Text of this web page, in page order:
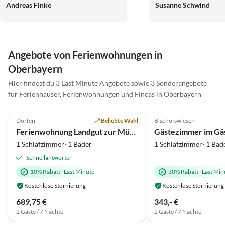
dieser Gegend haben wir auch jede
diejenigen welche nicht selber
kochen wollen, ist fußläufig
erreichbar. Vielen lieben Dank
nochmal, dass Sie unseren
Kurzurlaub so schön gemacht haben.
Andreas Finke
in dieser Woche), top
Susanne Schwind
Angebote von Ferienwohnungen in
Oberbayern
Hier findest du 3 Last Minute Angebote sowie 3 Sonderangebote
für Ferienhäuser, Ferienwohnungen und Fincas in Oberbayern
Super-Gastgeber
Dorfen Beliebte Wahl
1 Schlafzimmer· 1 Bäder
Schnellantworter
10% Rabatt· Last Minute
Kostenlose Stornierung
689,75 €
2 Gäste / 7 Nächte
Bischofswiesen
1 Schlafzimmer· 1
30% Rabatt· Last
Kostenlose Stornierung
343,- €
2 Gäste / 7 Nächte